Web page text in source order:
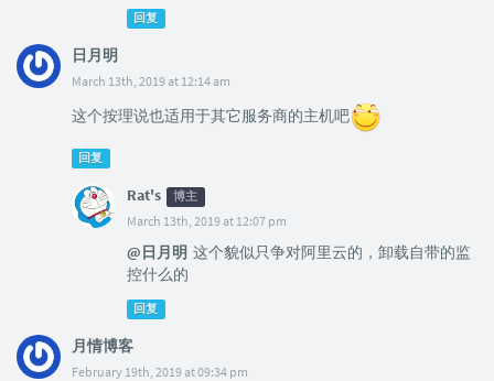
回复
日月明
March 13th, 2019 at 12:14 am
这个按理说也适用于其它服务商的主机吧
回复
Rat's 博主
March 13th, 2019 at 12:07 pm
@日月明 这个貌似只争对阿里云的，卸载自带的监
控什么的
回复
月情博客
February 19th, 2019 at 09:34 pm